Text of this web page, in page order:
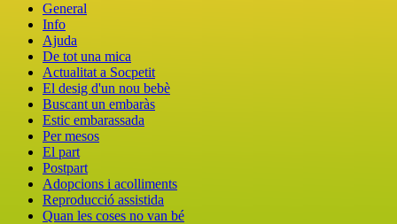
General
Info
Ajuda
De tot una mica
Actualitat a Socpetit
El desig d'un nou bebè
Buscant un embaràs
Estic embarassada
Per mesos
El part
Postpart
Adopcions i acolliments
Reproducció assistida
Quan les coses no van bé